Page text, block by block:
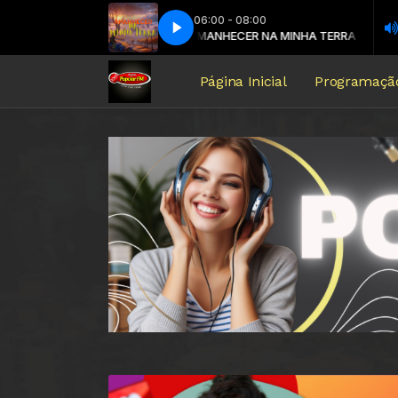
06:00 - 08:00
AMANHECER NA MINHA TERRA com VAL
VISITA AO SEU LAR com PASTOR JOSUÉ
Página Inicial